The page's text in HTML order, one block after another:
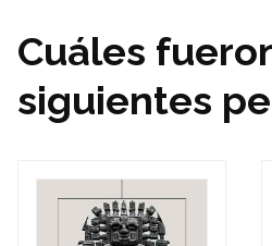
Cuáles
siguientes